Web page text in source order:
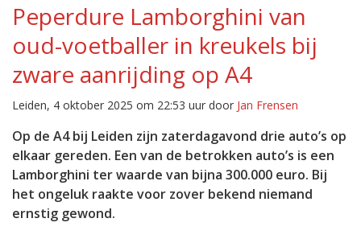
Peperdure Lamborghini van
oud-voetballer in kreukels bij
zware aanrijding op A4
Leiden, 4 oktober 2025 om 22:53 uur door Jan Frensen
Op de A4 bij Leiden zijn zaterdagavond drie auto’s op
elkaar gereden. Een van de betrokken auto’s is een
Lamborghini ter waarde van bijna 300.000 euro. Bij
het ongeluk raakte voor zover bekend niemand
ernstig gewond.